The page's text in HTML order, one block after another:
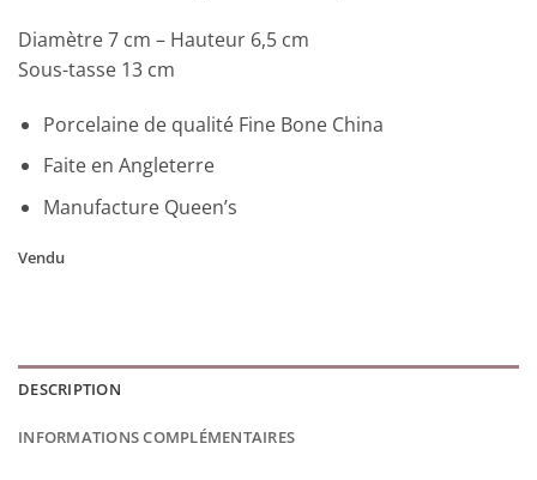
Diamètre 7 cm – Hauteur 6,5 cm
Sous-tasse 13 cm
Porcelaine de qualité Fine Bone China
Faite en Angleterre
Manufacture Queen’s
Vendu
DESCRIPTION
INFORMATIONS COMPLÉMENTAIRES